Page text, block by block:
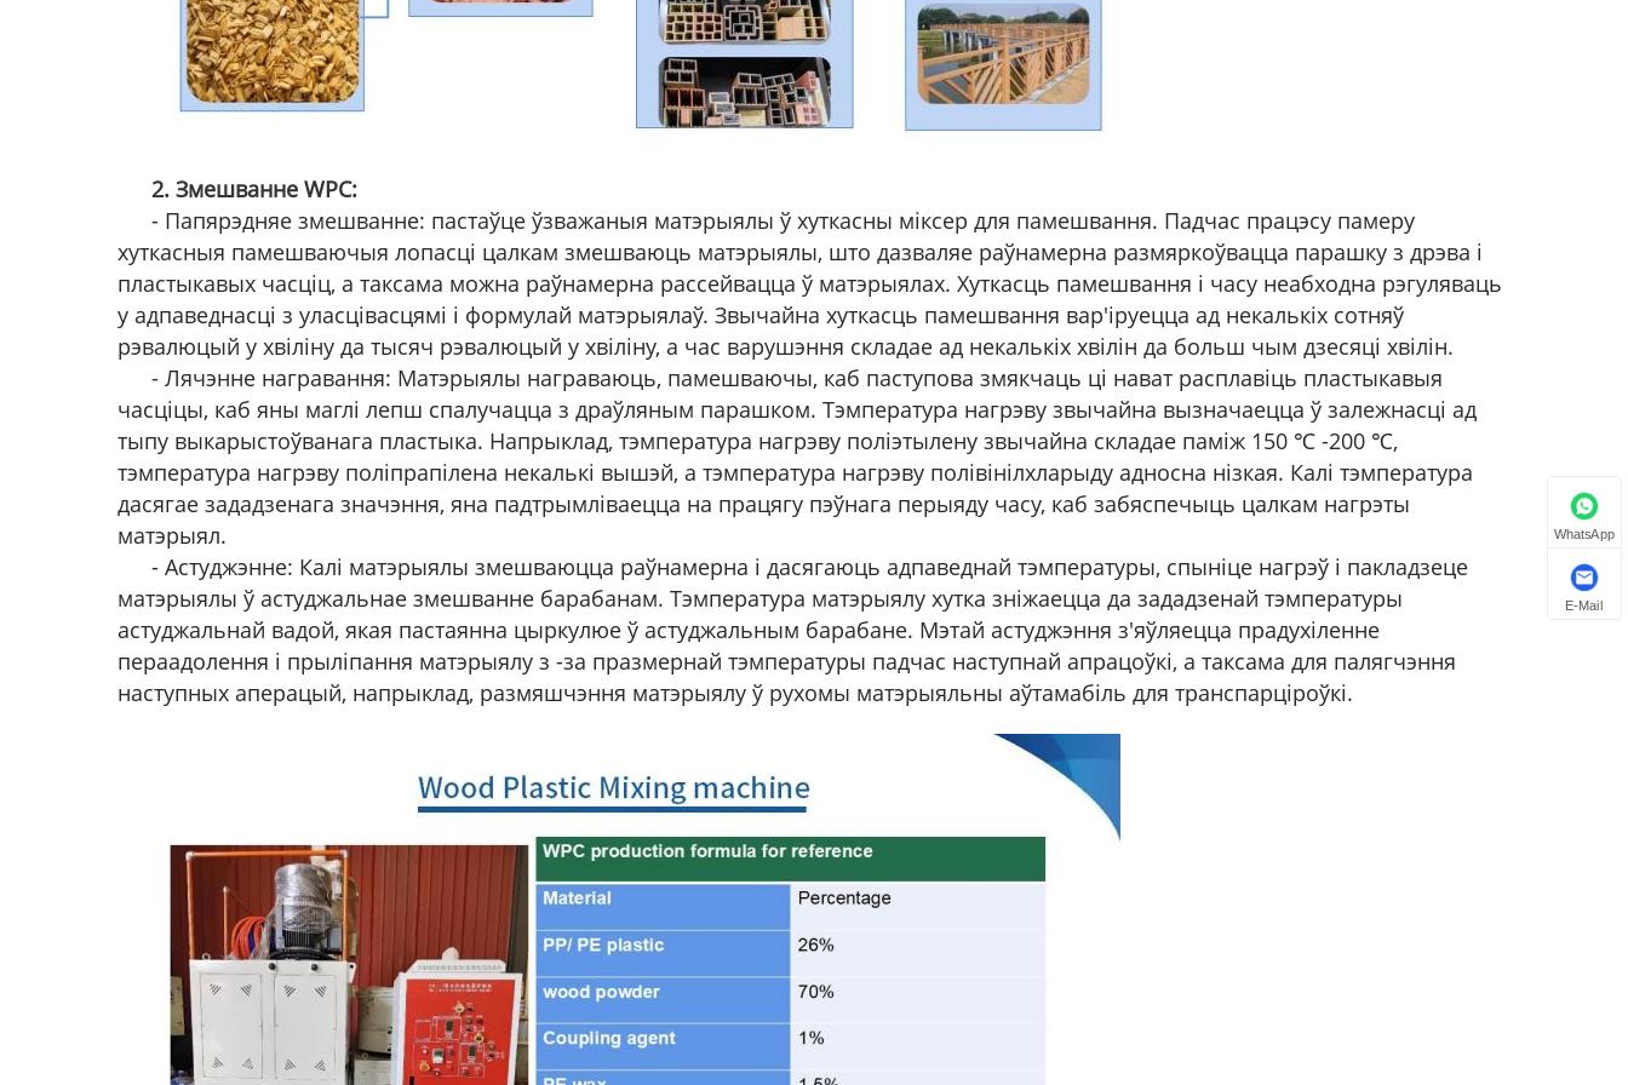
2. Змешванне WPC:
- Папярэдняе змешванне: пастаўце ўзважаныя матэрыялы ў хуткасны міксер для памешвання. Падчас працэсу памеру
хуткасныя памешваючыя лопасці цалкам змешваюць матэрыялы, што дазваляе раўнамерна размяркоўвацца парашку з дрэва і
пластыкавых часціц, а таксама можна раўнамерна рассейвацца ў матэрыялах. Хуткасць памешвання і часу неабходна рэгуляваць
у адпаведнасці з уласцівасцямі і формулай матэрыялаў. Звычайна хуткасць памешвання вар'іруецца ад некалькіх сотняў
рэвалюцый у хвіліну да тысяч рэвалюцый у хвіліну, а час варушэння складае ад некалькіх хвілін да больш чым дзесяці хвілін.
- Лячэнне награвання: Матэрыялы награваюць, памешваючы, каб паступова змякчаць ці нават расплавіць пластыкавыя
часціцы, каб яны маглі лепш спалучацца з драўляным парашком. Тэмпература нагрэву звычайна вызначаецца ў залежнасці ад
тыпу выкарыстоўванага пластыка. Напрыклад, тэмпература нагрэву поліэтылену звычайна складае паміж 150 ℃ -200 ℃,
тэмпература нагрэву поліпрапілена некалькі вышэй, а тэмпература нагрэву полівінілхларыду адносна нізкая. Калі тэмпература
дасягае зададзенага значэння, яна падтрымліваецца на працягу пэўнага перыяду часу, каб забяспечыць цалкам нагрэты
матэрыял.
- Астуджэнне: Калі матэрыялы змешваюцца раўнамерна і дасягаюць адпаведнай тэмпературы, спыніце нагрэў і пакладзеце
матэрыялы ў астуджальнае змешванне барабанам. Тэмпература матэрыялу хутка зніжаецца да зададзенай тэмпературы
астуджальнай вадой, якая пастаянна цыркулюе ў астуджальным барабане. Мэтай астуджэння з'яўляецца прадухіленне
пераадолення і прыліпання матэрыялу з -за празмернай тэмпературы падчас наступнай апрацоўкі, а таксама для палягчэння
наступных аперацый, напрыклад, размяшчэння матэрыялу ў рухомы матэрыяльны аўтамабіль для транспарціроўкі.
WhatsApp
E-Mail